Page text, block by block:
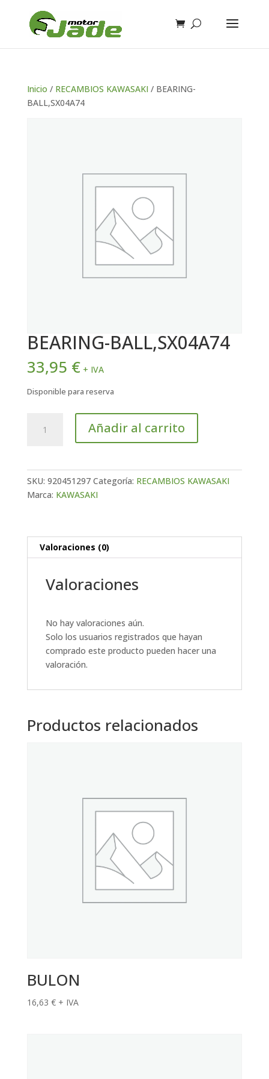
Inicio / RECAMBIOS KAWASAKI / BEARING-
BALL,SX04A74
BEARING-BALL,SX04A74
33,95 € + IVA
Disponible para reserva
BALL,SX04A74
Añadir al carrito
SKU: 920451297 Categoría: RECAMBIOS KAWASAKI
Marca: KAWASAKI
Valoraciones (0)
Valoraciones
No hay valoraciones aún.
Solo los usuarios registrados que hayan
comprado este producto pueden hacer una
valoración.
Productos relacionados
BULON
16,63 € + IVA